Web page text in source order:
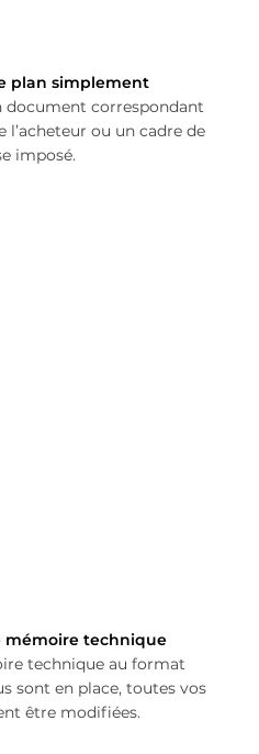
plan simplement
document correspondant
l’acheteur ou un cadre de
imposé.
mémoire technique
technique au format
sont en place, toutes vos
être modifiées.